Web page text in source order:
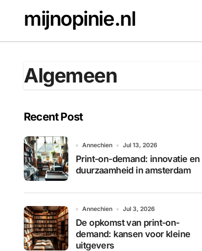
contentmijnopinie.nl
Algemeen
Recent Post
Annechien Jul 13, 2026
Print-on-demand: innovatie en
duurzaamheid in amsterdam
Annechien Jul 3, 2026
De opkomst van print-on-
demand: kansen voor kleine
uitgevers